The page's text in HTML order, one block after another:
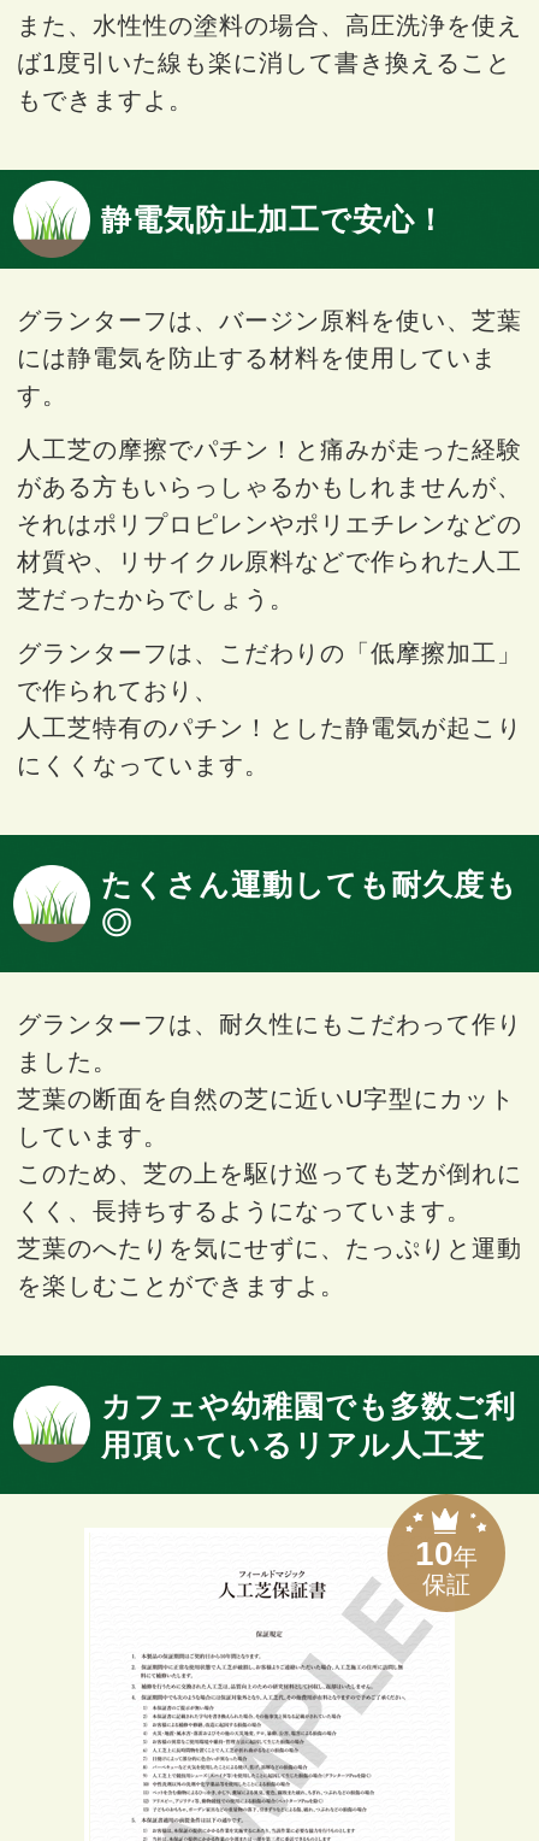
また、水性性の塗料の場合、高圧洗浄を使え
ば1度引いた線も楽に消して書き換えること
もできますよ。
静電気防止加工で安心！
グランターフは、バージン原料を使い、芝葉
には静電気を防止する材料を使用していま
す。
人工芝の摩擦でパチン！と痛みが走った経験
がある方もいらっしゃるかもしれませんが、
それはポリプロピレンやポリエチレンなどの
材質や、リサイクル原料などで作られた人工
芝だったからでしょう。
グランターフは、こだわりの「低摩擦加工」
で作られており、
人工芝特有のパチン！とした静電気が起こり
にくくなっています。
たくさん運動しても耐久度も
◎
グランターフは、耐久性にもこだわって作り
ました。
芝葉の断面を自然の芝に近いU字型にカット
しています。
このため、芝の上を駆け巡っても芝が倒れに
くく、長持ちするようになっています。
芝葉のへたりを気にせずに、たっぷりと運動
を楽しむことができますよ。
カフェや幼稚園でも多数ご利
用頂いているリアル人工芝
10年
保証